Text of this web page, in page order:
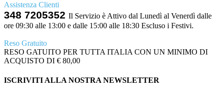
Assistenza Clienti
348 7205352 Il Servizio è Attivo dal Lunedì al Venerdì dalle
ore 09:30 alle 13:00 e dalle 15:00 alle 18:30 Escluso i Festivi.
Reso Gratuito
RESO GATUITO PER TUTTA ITALIA CON UN MINIMO DI
ACQUISTO DI € 80,00
ISCRIVITI ALLA NOSTRA NEWSLETTER